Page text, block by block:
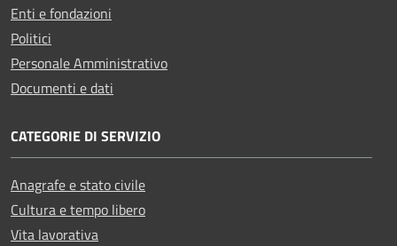
Enti e fondazioni
Politici
Personale Amministrativo
Documenti e dati
CATEGORIE DI SERVIZIO
Anagrafe e stato civile
Cultura e tempo libero
Vita lavorativa